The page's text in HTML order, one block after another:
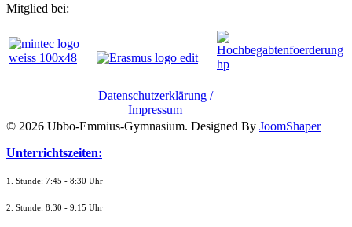
Mitglied bei:
Datenschutzerklärung /
Impressum
© 2026 Ubbo-Emmius-Gymnasium. Designed By JoomShaper
Unterrichtszeiten:
1. Stunde: 7:45 - 8:30 Uhr
2. Stunde: 8:30 - 9:15 Uhr